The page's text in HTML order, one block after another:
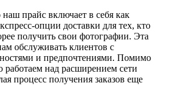
прайс включает в себя как
опции доставки для тех, кто
получить свои фотографии. Эта
обслуживать клиентов с
и предпочтениями. Помимо
работаем над расширением сети
процесс получения заказов еще